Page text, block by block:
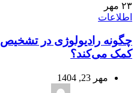
۲۳ مهر
اطلاعات
چگونه رادیولوژی در
کمک می‌کند؟
مهر 23, 1404